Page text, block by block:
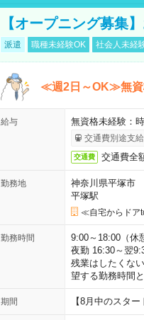
【オープニング募集
派遣 職種未経験OK 社会人未経
≪週2日～OK≫無資
給与 無資格未経験：
交通費別途支
交通費 交通費全
勤務地
神奈川県平塚市
平塚駅
≪自宅からドア
勤務時間
9:00～18:00（休
夜勤 16:30～翌
残業はしたくな
望する勤務時間
期間 【8月中のスタ